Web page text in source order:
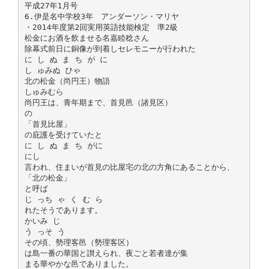
平成27年1月号
6.伊是名中学校3年 アンダーソン・マリヤ
・2014年度第2回実用英語技能検定 準2級
松金にお酒を飲ませる名嘉睦稔さん
除幕式前日に銅像が到着しセレモニーが行われた
に し ぬ ま ち が に
し ゅみぬ ひゃ
北の松金（尚円王）物語
しゅみむら
尚円王は、青年期まで、首見邑（諸見区）
の
「首見比屋」
の庇護を受けていたと
に し ぬ ま ち がに
にし
言われ、住まいが首見の比屋宅の北の方角にあることから、
「北の松金」
と呼ば
じ っち ゃ く む ら
れたそうであります。
かいみ じ
う っそ う
その頃、勢理客邑（勢理客区）
は島一番の華国と讃えられ、夜ごと若者達が集
まる華やかな邑でありました。